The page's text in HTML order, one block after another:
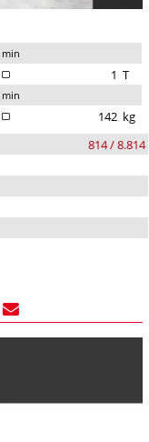
min
1 T
min
142 kg
814 / 8.814